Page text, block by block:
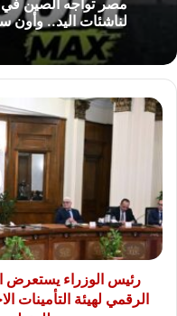
لناشئات اليد.. وأون
رئيس
الوزراء
لمشروع
التحول
الرقمي
لهيئة
التأمينات
الاجتماعية
رئيس الوزراء يستعرض
الرقمي لهيئة التأمينات